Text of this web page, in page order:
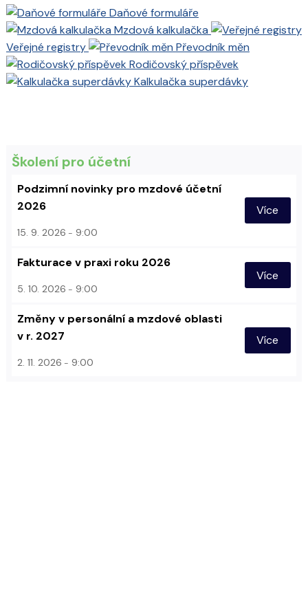
Daňové formuláře
Mzdová kalkulačka
Veřejné registry
Převodník měn
Rodičovský příspěvek
Kalkulačka superdávky
Školení pro účetní
Podzimní novinky pro mzdové účetní
2026
15. 9. 2026 9:00
Více
Fakturace v praxi roku 2026
5. 10. 2026 9:00
Více
Změny v personální a mzdové oblasti
v r. 2027
2. 11. 2026 9:00
Více